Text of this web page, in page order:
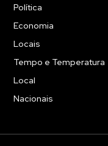
Política
Economia
Locais
Tempo e Temperatura
Local
Nacionais